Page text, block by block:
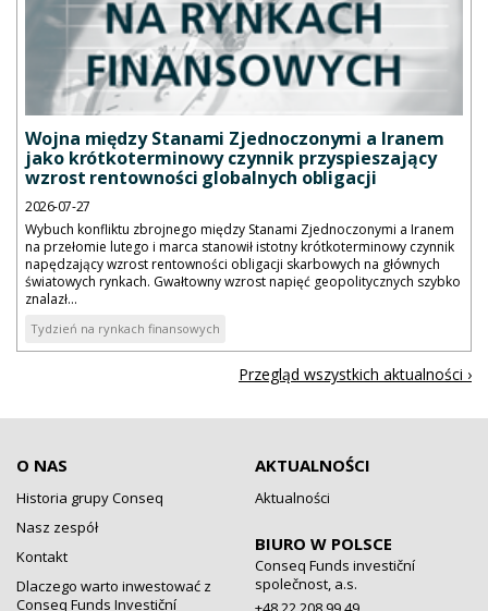
Wojna między Stanami Zjednoczonymi a Iranem
jako krótkoterminowy czynnik przyspieszający
wzrost rentowności globalnych obligacji
2026-07-27
Wybuch konfliktu zbrojnego między Stanami Zjednoczonymi a Iranem
na przełomie lutego i marca stanowił istotny krótkoterminowy czynnik
napędzający wzrost rentowności obligacji skarbowych na głównych
światowych rynkach. Gwałtowny wzrost napięć geopolitycznych szybko
znalazł...
Tydzień na rynkach finansowych
Przegląd wszystkich aktualności ›
O NAS
Historia grupy Conseq
Nasz zespół
Kontakt
Dlaczego warto inwestować z
Conseq Funds Investiční
AKTUALNOŚCI
Aktualności
BIURO W POLSCE
Conseq Funds investiční
společnost, a.s.